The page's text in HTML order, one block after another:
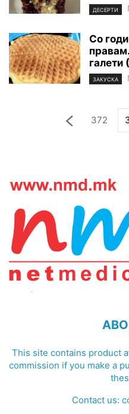
ДЕСЕРТИ
Со
галети
ЗАКУСКА
372
This site contains product
commission if you make a
Contact us: